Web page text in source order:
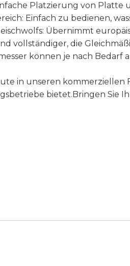
Platzierung von Platte
Einfach zu bedienen,
Übernimmt
vollständiger, die
können je nach Bedarf
in unseren
bietet.Bringen Sie